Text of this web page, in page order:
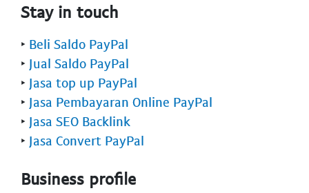
Stay in touch
‣ Beli Saldo PayPal
‣ Jual Saldo PayPal
‣ Jasa top up PayPal
‣ Jasa Pembayaran Online PayPal
‣ Jasa SEO Backlink
‣ Jasa Convert PayPal
Business profile